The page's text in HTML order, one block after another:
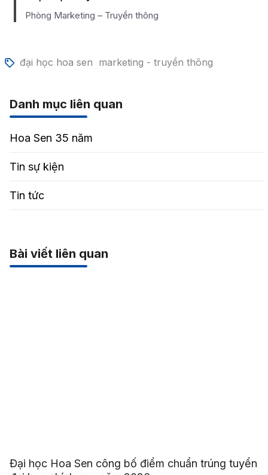
Phòng Marketing – Truyền thông
đại học hoa sen marketing - truyền thông
Danh mục liên quan
Hoa Sen 35 năm
Tin sự kiện
Tin tức
Bài viết liên quan
Đại học Hoa Sen công bố điểm chuẩn trúng tuyển